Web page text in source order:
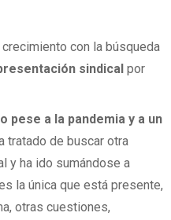
con la búsqueda
sindical por
pese a la pandemia y a un
tratado de buscar otra
y ha ido sumándose a
la única que está presente,
otras cuestiones,